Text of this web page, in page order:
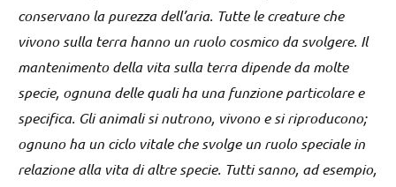
conservano la purezza dell’aria. Tutte le creature che
vivono sulla terra hanno un ruolo cosmico da svolgere. Il
mantenimento della vita sulla terra dipende da molte
specie, ognuna delle quali ha una funzione particolare e
specifica. Gli animali si nutrono, vivono e si riproducono;
ognuno ha un ciclo vitale che svolge un ruolo speciale in
relazione alla vita di altre specie. Tutti sanno, ad esempio,